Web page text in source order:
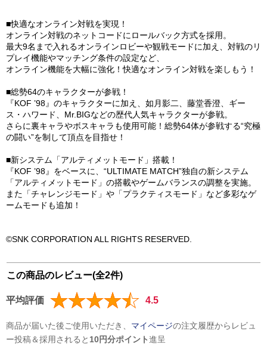
■快適なオンライン対戦を実現！
オンライン対戦のネットコードにロールバック方式を採用。
最大9名まで入れるオンラインロビーや観戦モードに加え、対戦のリ
プレイ機能やマッチング条件の設定など、
オンライン機能を大幅に強化！快適なオンライン対戦を楽しもう！
■総勢64のキャラクターが参戦！
『KOF ’98』のキャラクターに加え、如月影二、藤堂香澄、ギー
ス・ハワード、Mr.BIGなどの歴代人気キャラクターが参戦。
さらに裏キャラやボスキャラも使用可能！総勢64体が参戦する“究極
の闘い”を制して頂点を目指せ！
■新システム「アルティメットモード」搭載！
『KOF ’98』をベースに、“ULTIMATE MATCH”独自の新システム
「アルティメットモード」の搭載やゲームバランスの調整を実施。
また「チャレンジモード」や「プラクティスモード」など多彩なゲ
ームモードも追加！
©SNK CORPORATION ALL RIGHTS RESERVED.
この商品のレビュー(全2件)
平均評価 4.5
商品が届いた後ご使用いただき、 マイページの注文履歴からレビュ
ー投稿＆採用されると 10円分ポイント進呈